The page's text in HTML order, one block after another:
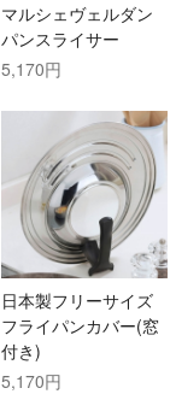
マルシェヴェルダン
パンスライサー
5,170円
日本製フリーサイズ
フライパンカバー(窓
付き)
5,170円